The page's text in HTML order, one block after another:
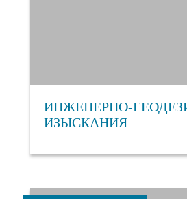
ИНЖЕНЕРНО-
ИЗЫСКАНИЯ